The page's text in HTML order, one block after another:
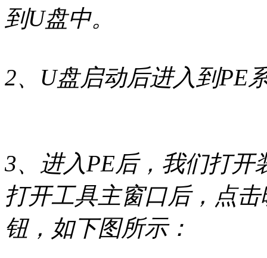
到U盘中。
2、U盘启动后进入到PE
3、进入PE后，我们打开
打开工具主窗口后，点
钮，如下图所示：